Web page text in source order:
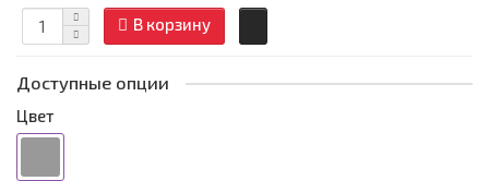
В корзину
Доступные опции
Цвет